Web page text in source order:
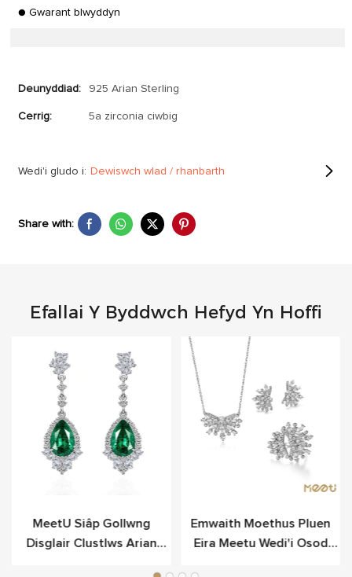
● Gwarant blwyddyn
Deunyddiad: 925 Arian Sterling
Cerrig: 5a zirconia ciwbig
Wedi'i gludo i: Dewiswch wlad / rhanbarth
Share with:
Efallai Y Byddwch Hefyd Yn Hoffi
MeetU Siâp Gollwng
Disglair Clustlws Arian
Emwaith Moethus Pluen
Eira Meetu Wedi'i Osod